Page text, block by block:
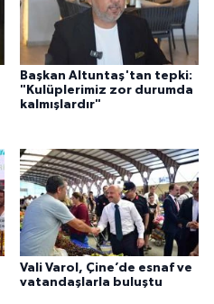
Başkan Altuntaş'tan tepki:
"Kulüplerimiz zor durumda
kalmışlardır"
Vali Varol, Çine’de esnaf ve
vatandaşlarla buluştu